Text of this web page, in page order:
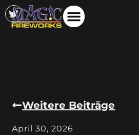
Weitere Beiträge
April 30, 2026